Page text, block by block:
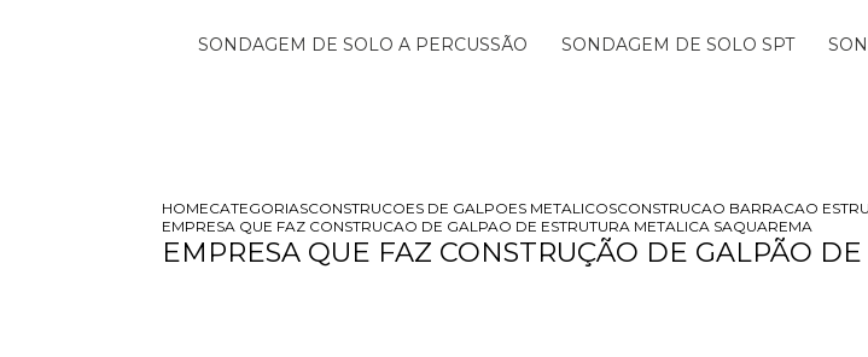
SONDAGEM DE SOLO A PERCUSSÃO SONDAGEM DE SOLO SPT
HOMECATEGORIASCONSTRUCOES DE GALPOES METALICOSCONSTRUCAO BARRACAO
EMPRESA QUE FAZ CONSTRUCAO DE GALPAO DE ESTRUTURA METALICA SAQUAREMA
EMPRESA QUE FAZ CONSTRUÇÃO DE GALPÃO